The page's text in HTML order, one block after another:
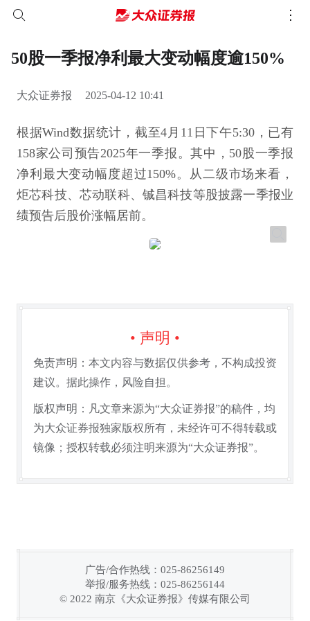
50股一季报净利最大变动幅度逾150%
大众证券报 2025-04-12 10:41
根据Wind数据统计，截至4月11日下午5:30，已有
158家公司预告2025年一季报。其中，50股一季报
净利最大变动幅度超过150%。从二级市场来看，
炬芯科技、芯动联科、铖昌科技等股披露一季报业
绩预告后股价涨幅居前。
• 声明 •
免责声明：本文内容与数据仅供参考，不构成投资
建议。据此操作，风险自担。
版权声明：凡文章来源为“大众证券报”的稿件，均
为大众证券报独家版权所有，未经许可不得转载或
镜像；授权转载必须注明来源为“大众证券报”。
广告/合作热线：025-86256149
举报/服务热线：025-86256144
© 2022 南京《大众证券报》传媒有限公司
链接复制成功！